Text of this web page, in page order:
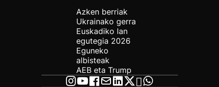
Azken berriak
Ukrainako gerra
Euskadiko lan
egutegia 2026
Eguneko
albisteak
AEB eta Trump